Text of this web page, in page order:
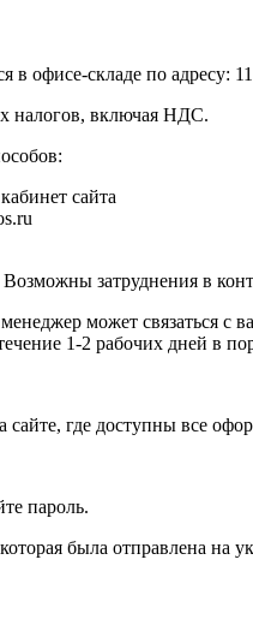
в офисе-складе по
налогов, включая НДС.
сайта
затруднения в
может связаться с
1-2 рабочих дней в
где доступны все
пароль.
была отправлена